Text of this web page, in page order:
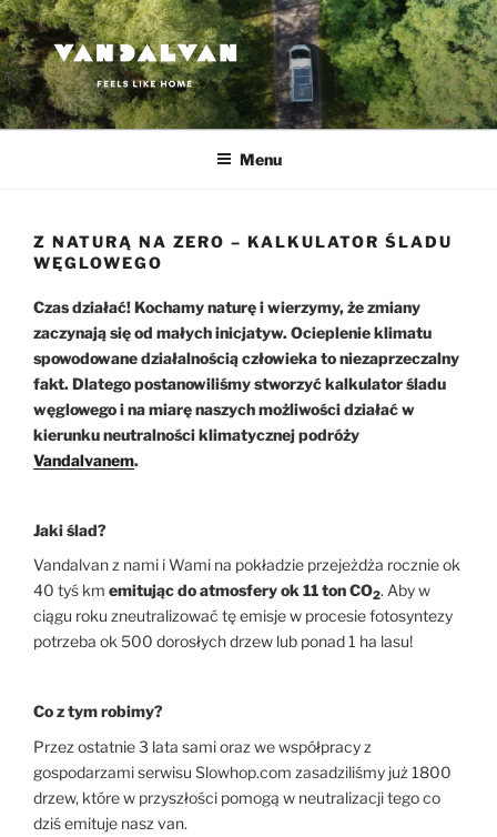
Przejdź
do
treści
VANDALVAN
Feels like home
Menu
Z NATURĄ NA ZERO – KALKULATOR ŚLADU
WĘGLOWEGO
Czas działać! Kochamy naturę i wierzymy, że zmiany
zaczynają się od małych inicjatyw. Ocieplenie klimatu
spowodowane działalnością człowieka to niezaprzeczalny
fakt. Dlatego postanowiliśmy stworzyć kalkulator śladu
węglowego i na miarę naszych możliwości działać w
kierunku neutralności klimatycznej podróży
Vandalvanem.
Jaki ślad?
Vandalvan z nami i Wami na pokładzie przejeżdża rocznie ok
40 tyś km emitując do atmosfery ok 11 ton CO2. Aby w
ciągu roku zneutralizować tę emisje w procesie fotosyntezy
potrzeba ok 500 dorosłych drzew lub ponad 1 ha lasu!
Co z tym robimy?
Przez ostatnie 3 lata sami oraz we współpracy z
gospodarzami serwisu Slowhop.com zasadziliśmy już 1800
drzew, które w przyszłości pomogą w neutralizacji tego co
dziś emituje nasz van.